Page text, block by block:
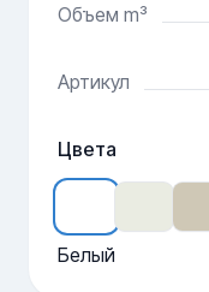
Объем m³
Артикул
Цвета
Белый